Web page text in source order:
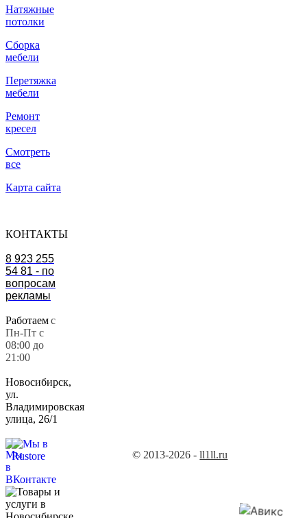
Натяжные
потолки
Сборка
мебели
Перетяжка
мебели
Ремонт
кресел
Смотреть
все
Карта сайта
КОНТАКТЫ
8 923 255
54 81 - по
вопросам
рекламы
Работаемс
Пн-Пт с
08:00 до
21:00
Новосибирск,
ул.
Владимировская
улица, 26/1
© 2013-2026 -ll1ll.ru